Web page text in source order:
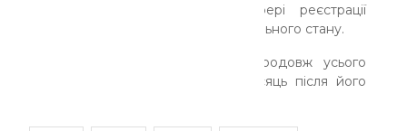
найнеобхідніших послуг у сфері реєстрації
нерухомості, бізнесу та актів цивільного стану.
Спрощений режим діятиме впродовж усього
воєнного стану та ще один місяць після його